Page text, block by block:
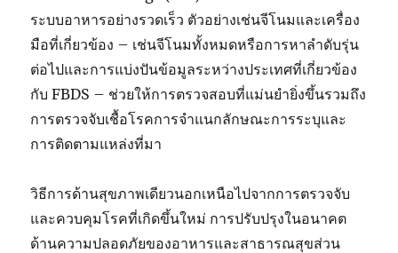
ระบบอาหารอย่างรวดเร็ว ตัวอย่างเช่นจีโนมและเครื่อง
มือที่เกี่ยวข้อง – เช่นจีโนมทั้งหมดหรือการหาลำดับรุ่น
ต่อไปและการแบ่งปันข้อมูลระหว่างประเทศที่เกี่ยวข้อง
กับ FBDS – ช่วยให้การตรวจสอบที่แม่นยำยิ่งขึ้นรวมถึง
การตรวจจับเชื้อโรคการจำแนกลักษณะการระบุและ
การติดตามแหล่งที่มา
วิธีการด้านสุขภาพเดียวนอกเหนือไปจากการตรวจจับ
และควบคุมโรคที่เกิดขึ้นใหม่ การปรับปรุงในอนาคต
ด้านความปลอดภัยของอาหารและสาธารณสุขส่วน